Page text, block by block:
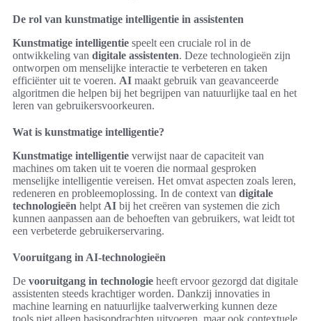
De rol van kunstmatige intelligentie in assistenten
Kunstmatige intelligentie speelt een cruciale rol in de
ontwikkeling van digitale assistenten. Deze technologieën zijn
ontworpen om menselijke interactie te verbeteren en taken
efficiënter uit te voeren. AI maakt gebruik van geavanceerde
algoritmen die helpen bij het begrijpen van natuurlijke taal en het
leren van gebruikersvoorkeuren.
Wat is kunstmatige intelligentie?
Kunstmatige intelligentie verwijst naar de capaciteit van
machines om taken uit te voeren die normaal gesproken
menselijke intelligentie vereisen. Het omvat aspecten zoals leren,
redeneren en probleemoplossing. In de context van digitale
technologieën helpt AI bij het creëren van systemen die zich
kunnen aanpassen aan de behoeften van gebruikers, wat leidt tot
een verbeterde gebruikerservaring.
Vooruitgang in AI-technologieën
De vooruitgang in technologie heeft ervoor gezorgd dat digitale
assistenten steeds krachtiger worden. Dankzij innovaties in
machine learning en natuurlijke taalverwerking kunnen deze